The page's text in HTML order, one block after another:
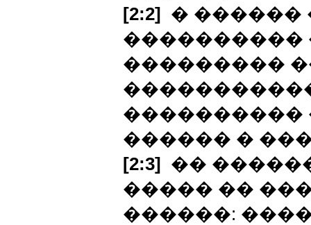
[2:2] � ������
����������
���������
����������
������ �
[2:3] ��
����� ��
������: